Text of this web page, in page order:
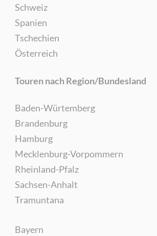
Schweiz
Spanien
Tschechien
Österreich
Touren nach Region/Bundesland
Baden-Würtemberg
Brandenburg
Hamburg
Mecklenburg-Vorpommern
Rheinland-Pfalz
Sachsen-Anhalt
Tramuntana
Bayern